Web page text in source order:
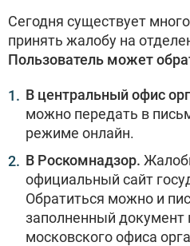
Сегодня существует
принять жалобу на
Пользователь может
В центральный офис
можно передать в
режиме онлайн.
В Роскомнадзор.
официальный сайт
Обратиться можно и
заполненный документ
московского офиса